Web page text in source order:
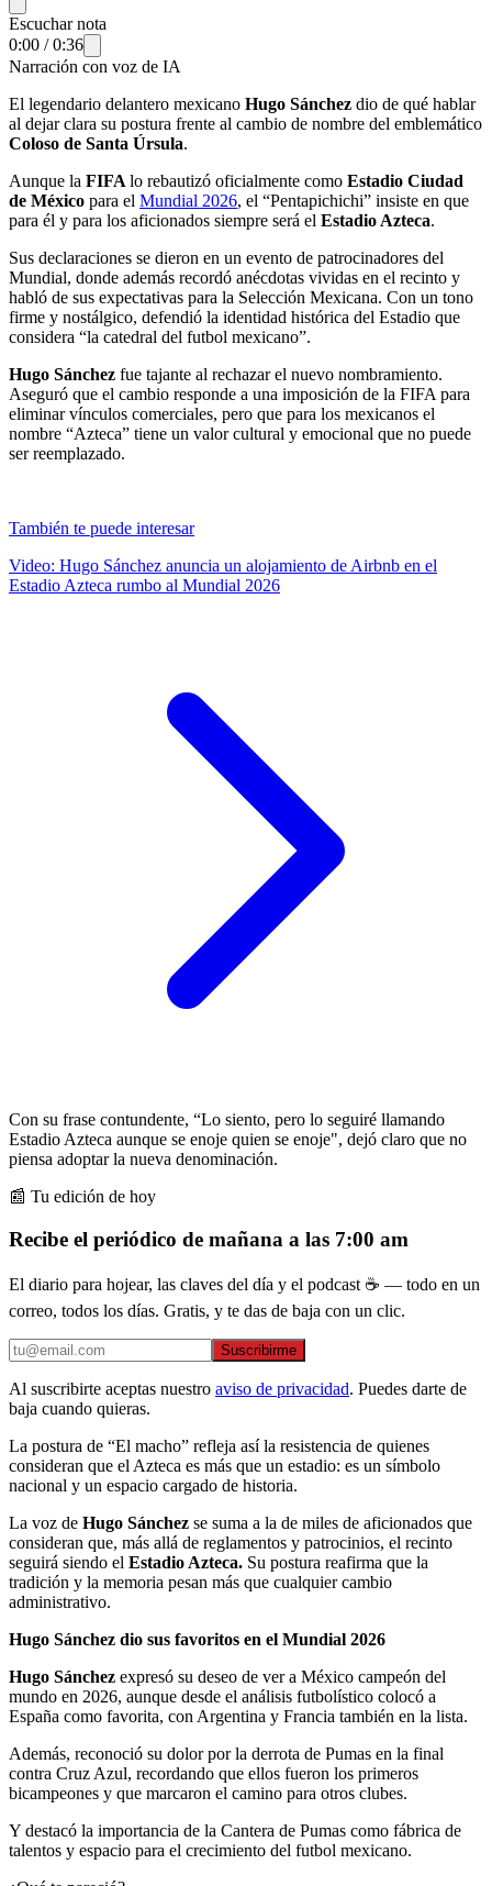
Escuchar nota
0:00 /0:36
Narración con voz de IA
El legendario delantero mexicano Hugo Sánchez dio de qué hablar
al dejar clara su postura frente al cambio de nombre del emblemático
Coloso de Santa Úrsula.
Aunque la FIFA lo rebautizó oficialmente como Estadio Ciudad
de México para el Mundial 2026, el “Pentapichichi” insiste en que
para él y para los aficionados siempre será el Estadio Azteca.
Sus declaraciones se dieron en un evento de patrocinadores del
Mundial, donde además recordó anécdotas vividas en el recinto y
habló de sus expectativas para la Selección Mexicana. Con un tono
firme y nostálgico, defendió la identidad histórica del Estadio que
considera “la catedral del futbol mexicano”.
Hugo Sánchez fue tajante al rechazar el nuevo nombramiento.
Aseguró que el cambio responde a una imposición de la FIFA para
eliminar vínculos comerciales, pero que para los mexicanos el
nombre “Azteca” tiene un valor cultural y emocional que no puede
ser reemplazado.
También te puede interesar
Video: Hugo Sánchez anuncia un alojamiento de Airbnb en el
Estadio Azteca rumbo al Mundial 2026
Con su frase contundente, “Lo siento, pero lo seguiré llamando
Estadio Azteca aunque se enoje quien se enoje", dejó claro que no
piensa adoptar la nueva denominación.
📰 Tu edición de hoy
Recibe el periódico de mañana a las 7:00 am
El diario para hojear, las claves del día y el podcast ☕ — todo en un
correo, todos los días. Gratis, y te das de baja con un clic.
Suscribirme
Al suscribirte aceptas nuestro aviso de privacidad. Puedes darte de
baja cuando quieras.
La postura de “El macho” refleja así la resistencia de quienes
consideran que el Azteca es más que un estadio: es un símbolo
nacional y un espacio cargado de historia.
La voz de Hugo Sánchez se suma a la de miles de aficionados que
consideran que, más allá de reglamentos y patrocinios, el recinto
seguirá siendo el Estadio Azteca. Su postura reafirma que la
tradición y la memoria pesan más que cualquier cambio
administrativo.
Hugo Sánchez dio sus favoritos en el Mundial 2026
Hugo Sánchez expresó su deseo de ver a México campeón del
mundo en 2026, aunque desde el análisis futbolístico colocó a
España como favorita, con Argentina y Francia también en la lista.
Además, reconoció su dolor por la derrota de Pumas en la final
contra Cruz Azul, recordando que ellos fueron los primeros
bicampeones y que marcaron el camino para otros clubes.
Y destacó la importancia de la Cantera de Pumas como fábrica de
talentos y espacio para el crecimiento del futbol mexicano.